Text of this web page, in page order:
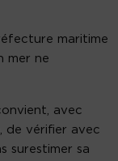
maritime
mer ne
avec
de vérifier avec
surestimer sa